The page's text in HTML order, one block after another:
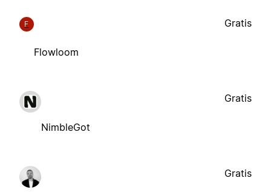
F
Flowloom
Gratis
NimbleGot
Gratis
Gratis